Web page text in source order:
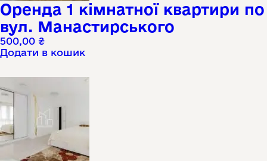
Оренда 1 кімнатної квартири по
вул. Манастирського
500,00 ₴
Додати в кошик